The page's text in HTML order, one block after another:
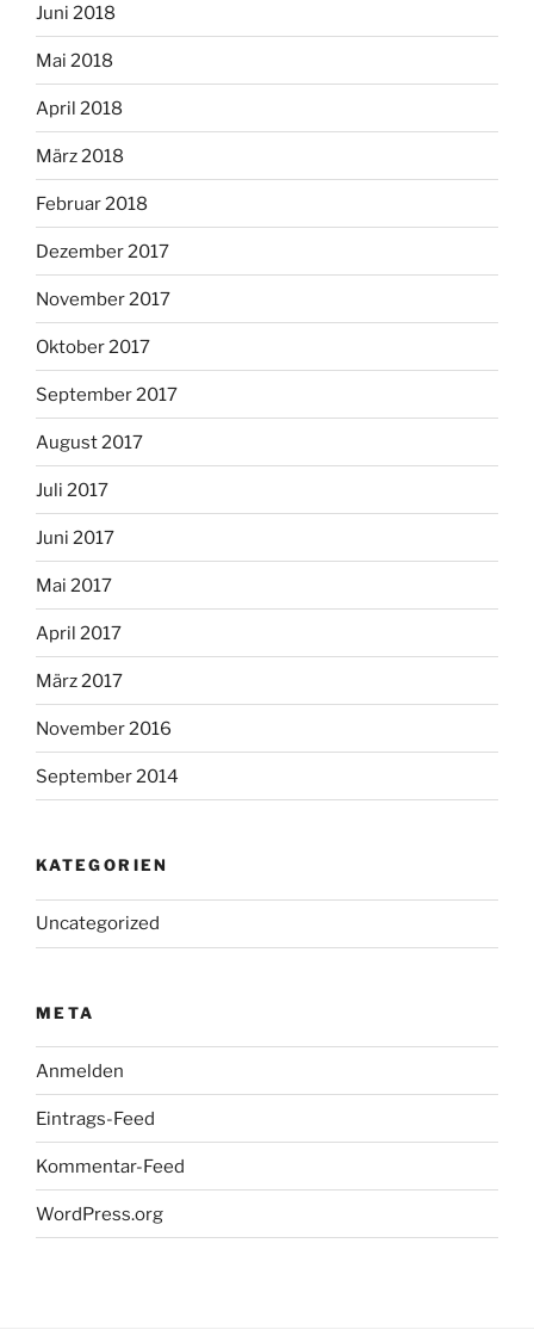
Juni 2018
Mai 2018
April 2018
März 2018
Februar 2018
Dezember 2017
November 2017
Oktober 2017
September 2017
August 2017
Juli 2017
Juni 2017
Mai 2017
April 2017
März 2017
November 2016
September 2014
KATEGORIEN
Uncategorized
META
Anmelden
Eintrags-Feed
Kommentar-Feed
WordPress.org